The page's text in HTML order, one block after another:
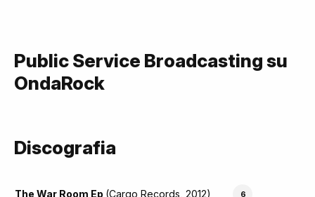
Public Service Broadcasting su
OndaRock
Discografia
The War Room Ep (Cargo Records, 2012) 6